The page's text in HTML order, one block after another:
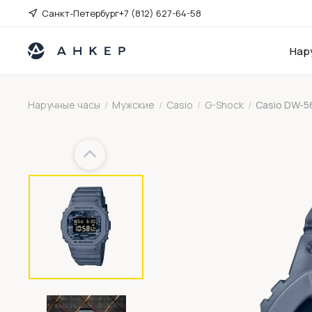
Санкт-Петербург+7 (812) 627-64-58
Наручные часы / Мужские / Casio / G-Shock / Casio DW-
Previous